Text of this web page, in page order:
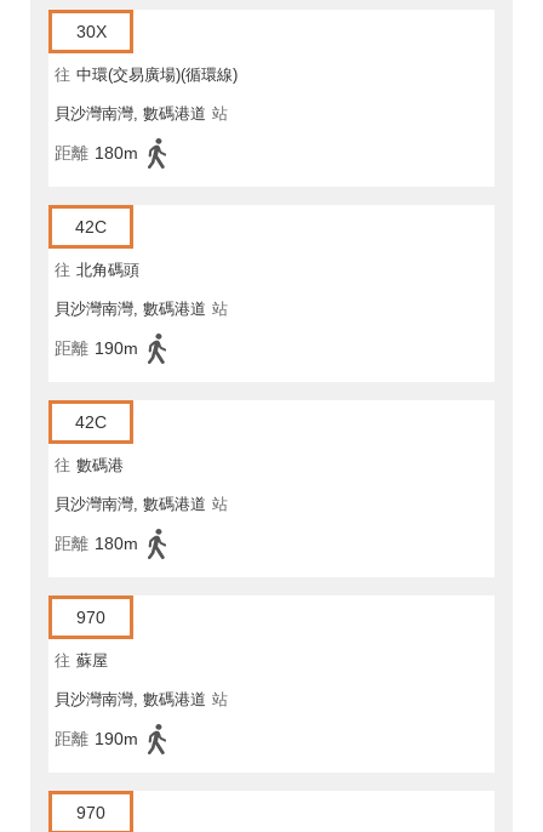
30X
往 中環(交易廣場)(循環線)
貝沙灣南灣, 數碼港道 站
距離 180m
42C
往 北角碼頭
貝沙灣南灣, 數碼港道 站
距離 190m
42C
往 數碼港
貝沙灣南灣, 數碼港道 站
距離 180m
970
往 蘇屋
貝沙灣南灣, 數碼港道 站
距離 190m
970